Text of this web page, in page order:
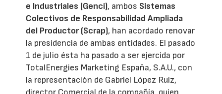
e Industriales (Genci), ambos Sistemas
Colectivos de Responsabilidad Ampliada
del Productor (Scrap), han acordado renovar
la presidencia de ambas entidades. El pasado
1 de julio ésta ha pasado a ser ejercida por
TotalEnergies Marketing España, S.A.U., con
la representación de Gabriel López Ruiz,